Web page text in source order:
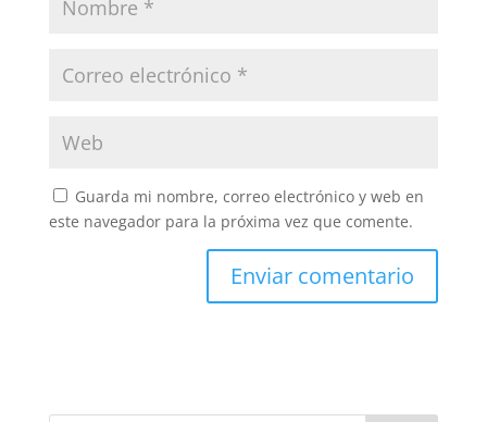
Guarda mi nombre, correo electrónico y web en
este navegador para la próxima vez que comente.